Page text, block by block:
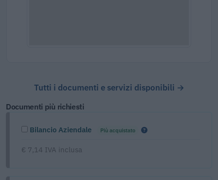
Tutti i documenti e servizi disponibili →
Documenti più richiesti
Bilancio Aziendale Più acquistato
€ 7,14 IVA inclusa